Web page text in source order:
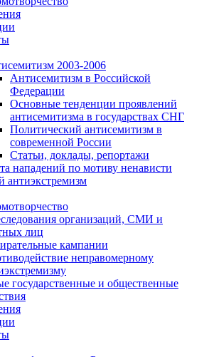
2003-2006
Антисемитизм в Российской
Федерации
Основные тенденции проявлений
антисемитизма в государствах СНГ
Политический антисемитизм в
современной России
Статьи, доклады, репортажи
нападений по мотиву ненависти
антиэкстремизм
организаций, СМИ и
лиц
кампании
неправомерному
государственные и общественные